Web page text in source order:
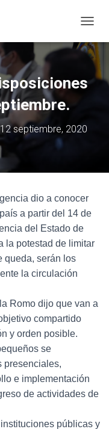
12 septiembre, 2020
dio a conocer
a partir del 14 de
del Estado de
la potestad de limitar
queda, serán los
la circulación
Romo dijo que van a
compartido
y orden posible.
se
presenciales,
e implementación
de actividades de
públicas y